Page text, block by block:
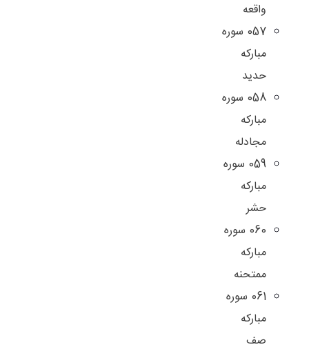
واقعه
057 سوره
مبارکه
حدید
058 سوره
مبارکه
مجادله
059 سوره
مبارکه
حشر
060 سوره
مبارکه
ممتحنه
061 سوره
مبارکه
صف